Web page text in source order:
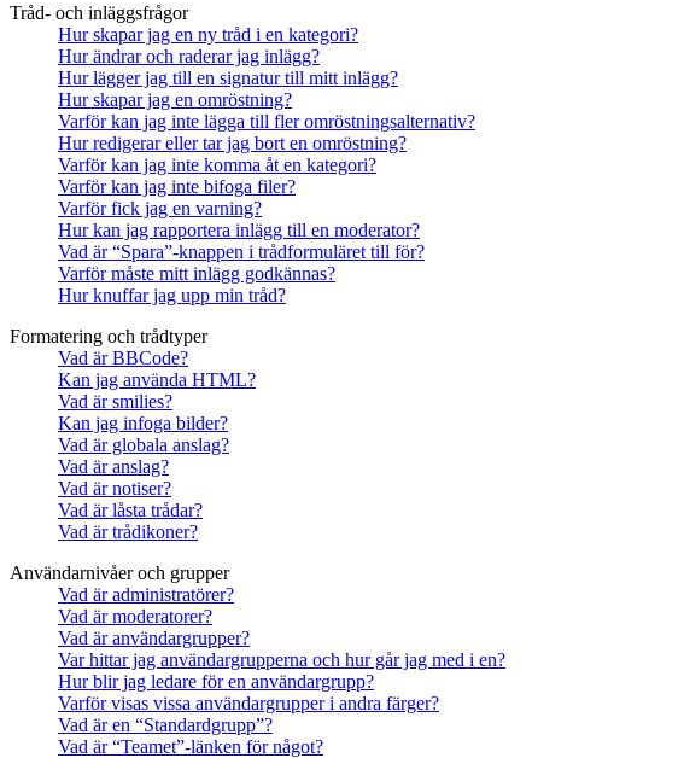
Tråd- och inläggsfrågor
Hur skapar jag en ny tråd i en kategori?
Hur ändrar och raderar jag inlägg?
Hur lägger jag till en signatur till mitt inlägg?
Hur skapar jag en omröstning?
Varför kan jag inte lägga till fler omröstningsalternativ?
Hur redigerar eller tar jag bort en omröstning?
Varför kan jag inte komma åt en kategori?
Varför kan jag inte bifoga filer?
Varför fick jag en varning?
Hur kan jag rapportera inlägg till en moderator?
Vad är “Spara”-knappen i trådformuläret till för?
Varför måste mitt inlägg godkännas?
Hur knuffar jag upp min tråd?
Formatering och trådtyper
Vad är BBCode?
Kan jag använda HTML?
Vad är smilies?
Kan jag infoga bilder?
Vad är globala anslag?
Vad är anslag?
Vad är notiser?
Vad är låsta trådar?
Vad är trådikoner?
Användarnivåer och grupper
Vad är administratörer?
Vad är moderatorer?
Vad är användargrupper?
Var hittar jag användargrupperna och hur går jag med i en?
Hur blir jag ledare för en användargrupp?
Varför visas vissa användargrupper i andra färger?
Vad är en “Standardgrupp”?
Vad är “Teamet”-länken för något?